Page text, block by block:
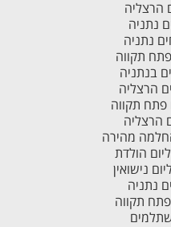
הרצליה
נתניה
נתניה
תקווה
בנתניה
הרצליה
תקווה
הרצליה
מהירה
הולדת
נישואין
נתניה
תקווה